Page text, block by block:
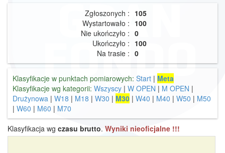
Zgłoszonych : 105
Wystartowało : 100
Nie ukończyło : 0
Ukończyło : 100
Na trasie : 0
Klasyfikacje w punktach pomiarowych: Start | Meta
Klasyfikacje wg kategorii: Wszyscy | W OPEN | M OPEN |
Drużynowa | W18 | M18 | W30 | M30 | W40 | M40 | W50 | M50
| W60 | M60 | M70
Klasyfikacja wg czasu brutto. Wyniki nieoficjalne !!!